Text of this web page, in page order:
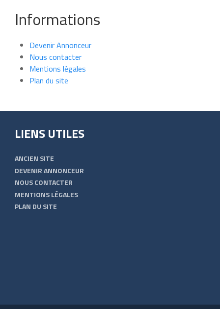
Informations
Devenir Annonceur
Nous contacter
Mentions légales
Plan du site
LIENS UTILES
ANCIEN SITE
DEVENIR ANNONCEUR
NOUS CONTACTER
MENTIONS LÉGALES
PLAN DU SITE